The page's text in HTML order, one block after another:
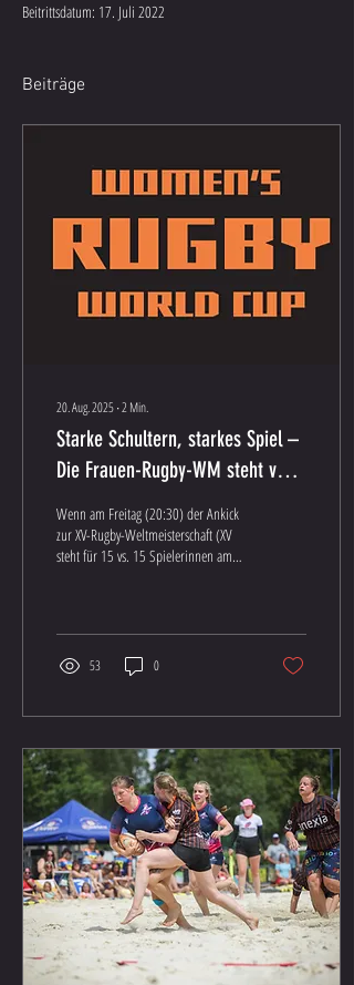
Beitrittsdatum: 17. Juli 2022
Beiträge
20. Aug. 2025∙2Min.
Starke Schultern, starkes Spiel –
Die Frauen-Rugby-WM steht vor
Wenn am Freitag (20:30) der Ankick
zur XV-Rugby-Weltmeisterschaft (XV
steht für 15 vs. 15 Spielerinnen am
53 0